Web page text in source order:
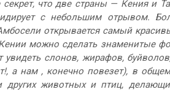
что две страны — Кения и
с небольшим отрывом.
открывается самый
можно сделать знаменитые
слонов, жирафов,
а нам , конечно повезет), в
других животных и птиц,